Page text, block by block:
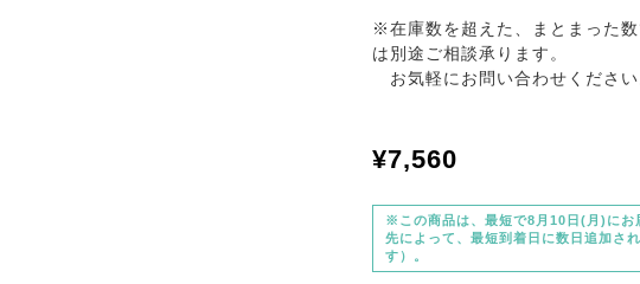
※在庫数を超えた、まとまった
は別途ご相談承ります。
お気軽にお問い合わせください
¥7,560
※この商品は、最短で8月10日(月)にお
先によって、最短到着日に数日追加さ
す）。